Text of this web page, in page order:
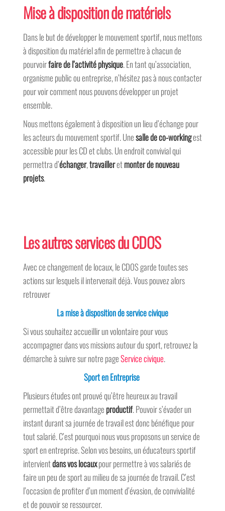
Mise à disposition de matériels
Dans le but de développer le mouvement sportif, nous mettons
à disposition du matériel afin de permettre à chacun de
pourvoirfaire de l’activité physique. En tant qu’association,
organisme public ou entreprise, n’hésitez pas à nous contacter
pour voir comment nous pouvons développer un projet
ensemble.
Nous mettons également à disposition un lieu d’échange pour
les acteurs du mouvement sportif. Unesalle de co-workingest
accessible pour les CD et clubs. Un endroit convivial qui
permettra d’échanger,travailleretmonter de nouveau
projets.
Les autres services du CDOS
Avec ce changement de locaux, le CDOS garde toutes ses
actions sur lesquels il intervenait déjà. Vous pouvez alors
retrouver
La mise à disposition de service civique
Si vous souhaitez accueillir un volontaire pour vous
accompagner dans vos missions autour du sport, retrouvez la
démarche à suivre sur notre pageService civique.
Sport en Entreprise
Plusieurs études ont prouvé qu’être heureux au travail
permettait d’être davantage productif. Pouvoir s’évader un
instant durant sa journée de travail est donc bénéfique pour
tout salarié. C’est pourquoi nous vous proposons un service de
sport en entreprise. Selon vos besoins, un éducateurs sportif
intervientdans vos locauxpour permettre à vos salariés de
faire un peu de sport au milieu de sa journée de travail. C’est
l’occasion de profiter d’un moment d’évasion, de convivialité
et de pouvoir se ressourcer.